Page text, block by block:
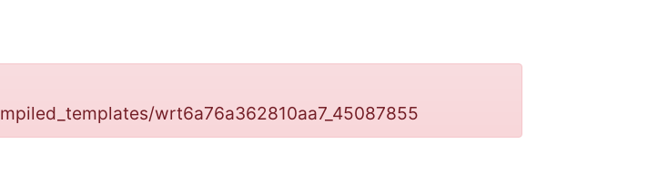
wrt6a76a362810aa7_45087855